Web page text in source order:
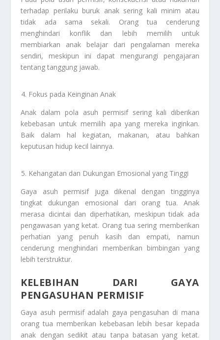
terhadap perilaku buruk anak sering kali minim atau
tidak ada sama sekali. Orang tua cenderung
menghindari konflik dan lebih memilih untuk
membiarkan anak belajar dari pengalaman mereka
sendiri, meskipun ini dapat mengurangi pengajaran
tentang tanggung jawab.
Fokus pada Keinginan Anak
Anak dalam pola asuh permisif sering kali diberikan
kebebasan untuk memilih apa yang mereka inginkan.
Baik dalam hal kegiatan, makanan, atau bahkan
keputusan hidup kecil lainnya.
Kehangatan dan Dukungan Emosional yang Tinggi
Gaya asuh permisif juga dikenal dengan tingginya
tingkat dukungan emosional dari orang tua. Anak
merasa dicintai dan diperhatikan, meskipun tidak ada
pengawasan yang ketat. Orang tua sering memberikan
perhatian yang penuh kasih dan empati, namun
cenderung menghindari memberikan bimbingan yang
lebih terstruktur.
KELEBIHAN DARI GAYA
PENGASUHAN PERMISIF
Gaya asuh permisif adalah gaya pengasuhan di mana
orang tua memberikan kebebasan lebih besar kepada
anak dengan sedikit atau tanpa batasan yang ketat.